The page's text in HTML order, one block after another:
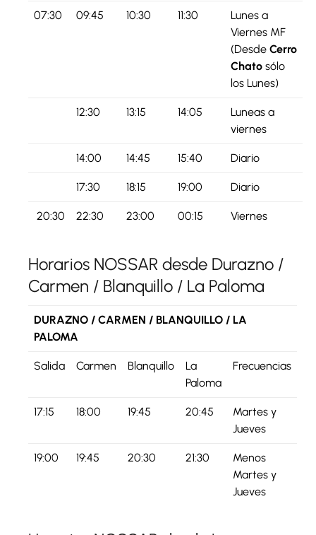
07:30 09:45 10:30 11:30
Lunes a
Viernes MF
(Desde Cerro
Chato sólo
los Lunes)
12:30 13:15 14:05
Luneas a
viernes
14:00 14:45 15:40 Diario
17:30 18:15 19:00 Diario
20:30 22:30 23:00 00:15 Viernes
Horarios NOSSAR desde Durazno /
Carmen / Blanquillo / La Paloma
DURAZNO / CARMEN / BLANQUILLO / LA
PALOMA
Salida Carmen Blanquillo
La
Paloma
Frecuencias
17:15 18:00 19:45 20:45
Martes y
Jueves
19:00 19:45 20:30 21:30
Menos
Martes y
Jueves